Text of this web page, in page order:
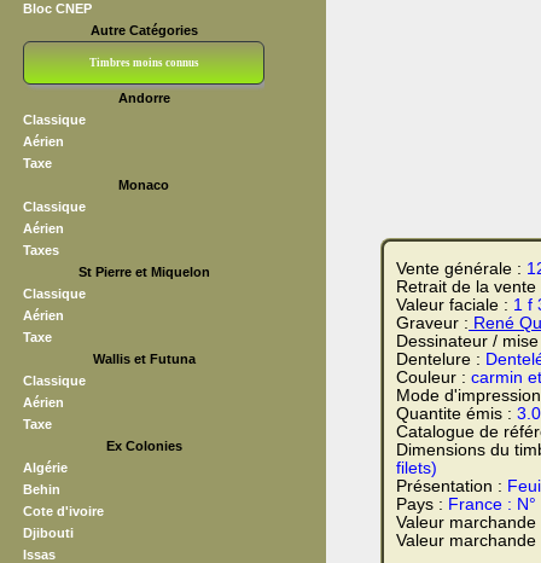
Bloc CNEP
Autre Catégories
Timbres moins connus
Andorre
Classique
Aérien
Taxe
Monaco
Classique
Aérien
Taxes
St Pierre et Miquelon
Classique
Aérien
Taxe
Wallis et Futuna
Classique
Aérien
Taxe
Ex Colonies
Algérie
Behin
Cote d'ivoire
Djibouti
Issas
Vente générale :
Retrait de la
Valeur faciale : 1 f
Graveur : René
Dessinateur /
Dentelure :
Couleur : carmin
Mode
Quantite émis :
Catalogue de
Dimensions du
filets)
Présentation :
Pays : France :
Valeur
Valeur